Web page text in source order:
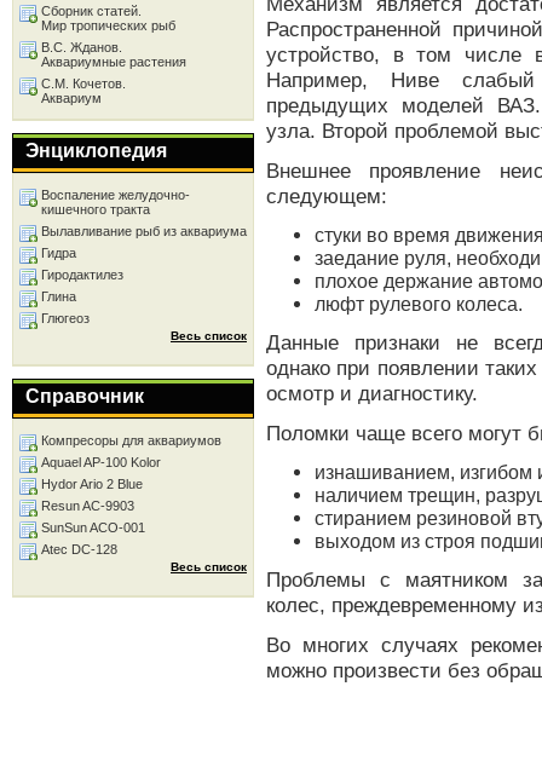
Распространенной
устройство, в том числе
Например, Ниве
предыдущих моделей
узла. Второй проблемой
Внешнее проявление
следующем:
стуки во время
заедание руля,
плохое держание
люфт рулевого колеса.
Данные признаки не
однако при появлении
осмотр и диагностику.
Поломки чаще всего могут
изнашиванием,
наличием трещин,
стиранием резиновой
выходом из строя
Проблемы с маятником
колес, преждевременному
Во многих случаях
можно произвести без
Сборник статей.
Мир тропических рыб
В.С. Жданов.
Аквариумные растения
С.М. Кочетов.
Аквариум
Энциклопедия
Воспаление желудочно-
кишечного тракта
Вылавливание рыб из аквариума
Гидра
Гиродактилез
Глина
Глюгеоз
Весь список
Справочник
Компресоры для аквариумов
Aquael AP-100 Kolor
Hydor Ario 2 Blue
Resun AC-9903
SunSun ACO-001
Atec DC-128
Весь список